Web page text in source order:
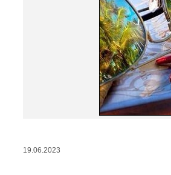
19.06.2023